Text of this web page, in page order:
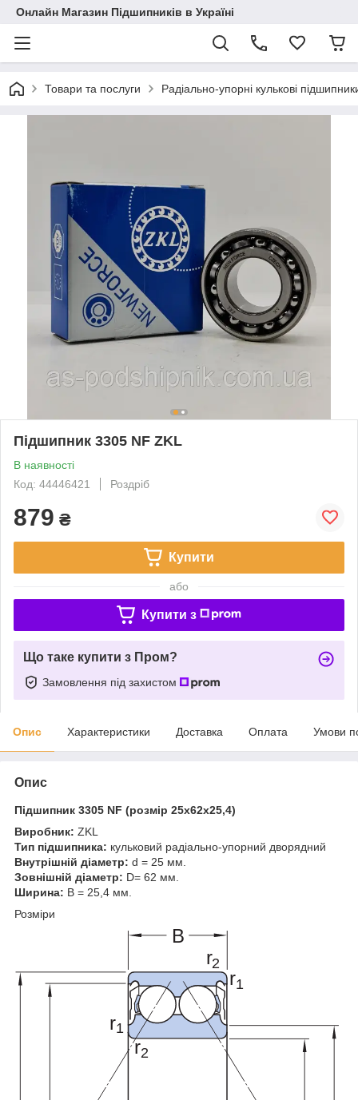
Онлайн Магазин Підшипників в Україні
Товари та послуги Радіально-упорні кулькові
Підшипник 3305 NF ZKL
В наявності
Код: 44446421
Роздріб
879 ₴
Купити
або
Купити з
Що таке купити з Пром?
Замовлення під захистом
Опис Характеристики Доставка Оплата Умови
Опис
Підшипник 3305 NF (розмір 25x62x25,4)
Виробник: ZKL
Тип підшипника: кульковий радіально-упорний дворядний
Внутрішній діаметр: d = 25 мм.
Зовнішній діаметр: D= 62 мм.
Ширина: B = 25,4 мм.
Розміри